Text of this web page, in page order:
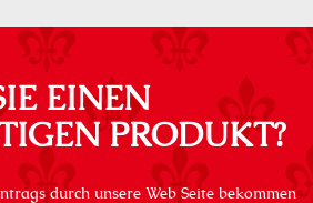
EINEN
PRODUKT?
durch unsere Web Seite bekommen